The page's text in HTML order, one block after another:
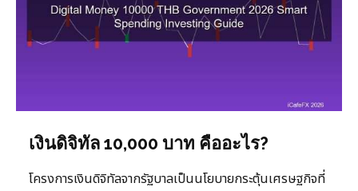
เงินดิจิทัล 10,000 บาท คืออะไร?
โครงการเงินดิจิทัลจากรัฐบาลเป็นนโยบายกระตุ้นเศรษฐกิจที่